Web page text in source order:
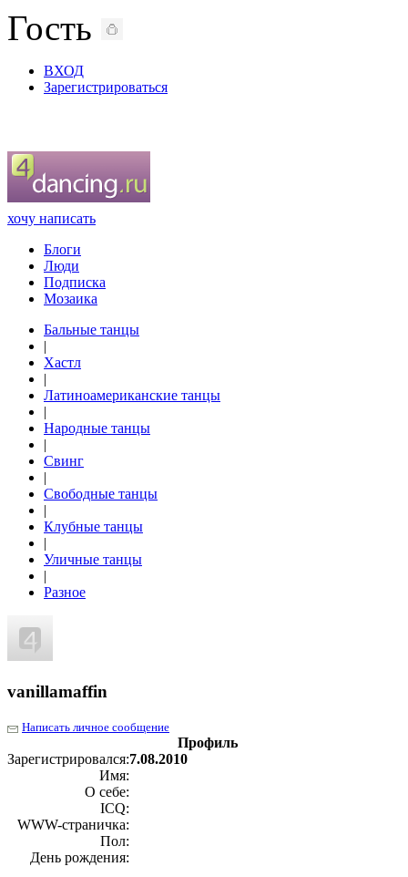
Гость
ВХОД
Зарегистрироваться
хочу написать
Блоги
Люди
Подписка
Мозаика
Бальные танцы
|
Хастл
|
Латиноамериканские танцы
|
Народные танцы
|
Свинг
|
Свободные танцы
|
Клубные танцы
|
Уличные танцы
|
Разное
vanillamaffin
Написать личное сообщение
Профиль
Зарегистрировался:7.08.2010
Имя:
О себе:
ICQ:
WWW-страничка:
Пол:
День рождения: